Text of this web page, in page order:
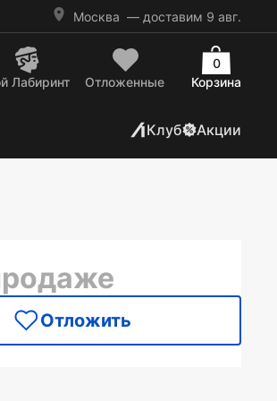
Москва — доставим 9 авг.
Лабиринт Отложенные Корзина
0
Клуб Акции
Отложить